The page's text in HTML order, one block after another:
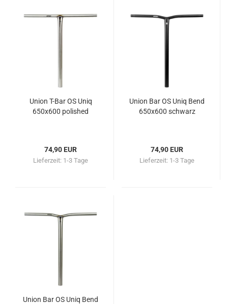
Union T-Bar OS Uniq
650x600 polished
74,90 EUR
Lieferzeit: 1-3 Tage
Union Bar OS Uniq Bend
650x600 schwarz
74,90 EUR
Lieferzeit: 1-3 Tage
Union Bar OS Uniq Bend